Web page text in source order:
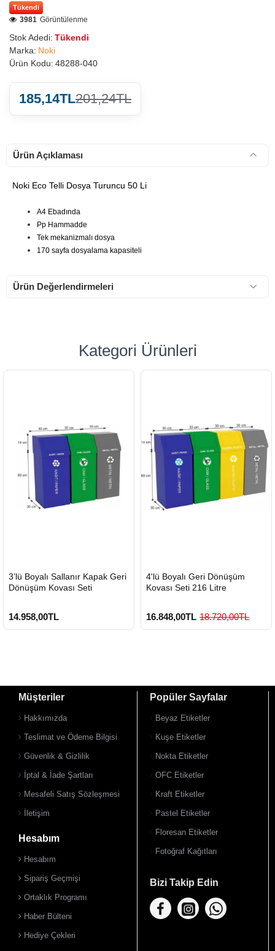
Tükendi
Stok Adedi: Tükendi
Marka: Noki
Ürün Kodu: 48288-040
3981 Görüntülenme
185,14TL201,24TL
Ürün Açıklaması
Noki Eco Telli Dosya Turuncu 50 Li
A4 Ebadında
Pp Hammadde
Tek mekanizmalı dosya
170 sayfa dosyalama kapasiteli
Ürün Değerlendirmeleri
Kategori Ürünleri
GÖNDERİ
3’lü Boyalı Sallanır Kapak Geri
Dönüşüm Kovası Seti
14.958,00TL
GÖNDERİ
4'lü Boyalı Geri Dönüşüm
Kovası Seti 216 Litre
16.848,00TL 18.720,00TL
Müşteriler
Hakkımızda
Teslimat ve Ödeme Bilgisi
Güvenlik & Gizlilik
İptal & İade Şartları
Mesafeli Satış Sözleşmesi
İletişim
Hesabım
Hesabım
Sipariş Geçmişi
Ortaklık Programı
Haber Bülteni
Hediye Çekleri
Popüler Sayfalar
Beyaz Etiketler
Kuşe Etiketler
Nokta Etiketler
OFC Etiketler
Kraft Etiketler
Pastel Etiketler
Floresan Etiketler
Fotoğraf Kağıtları
Bizi Takip Edin